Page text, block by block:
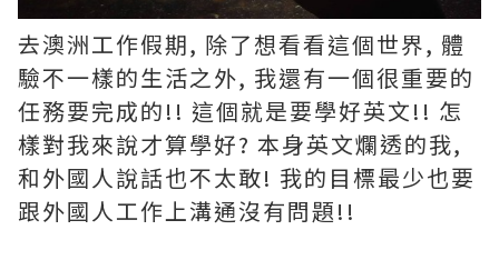
去澳洲工作假期, 除了想看看這個世界, 體
驗不一樣的生活之外, 我還有一個很重要的
任務要完成的!! 這個就是要學好英文!! 怎
樣對我來說才算學好? 本身英文爛透的我,
和外國人說話也不太敢! 我的目標最少也要
跟外國人工作上溝通沒有問題!!